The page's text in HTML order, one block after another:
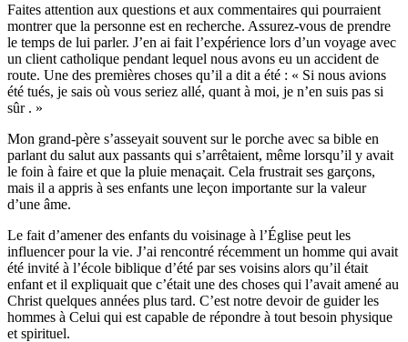
Faites attention aux questions et aux commentaires qui pourraient
montrer que la personne est en recherche. Assurez-vous de prendre
le temps de lui parler. J’en ai fait l’expérience lors d’un voyage avec
un client catholique pendant lequel nous avons eu un accident de
route. Une des premières choses qu’il a dit a été : « Si nous avions
été tués, je sais où vous seriez allé, quant à moi, je n’en suis pas si
sûr . »
Mon grand-père s’asseyait souvent sur le porche avec sa bible en
parlant du salut aux passants qui s’arrêtaient, même lorsqu’il y avait
le foin à faire et que la pluie menaçait. Cela frustrait ses garçons,
mais il a appris à ses enfants une leçon importante sur la valeur
d’une âme.
Le fait d’amener des enfants du voisinage à l’Église peut les
influencer pour la vie. J’ai rencontré récemment un homme qui avait
été invité à l’école biblique d’été par ses voisins alors qu’il était
enfant et il expliquait que c’était une des choses qui l’avait amené au
Christ quelques années plus tard. C’est notre devoir de guider les
hommes à Celui qui est capable de répondre à tout besoin physique
et spirituel.